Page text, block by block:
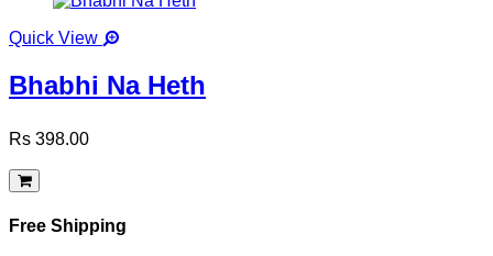
Quick View
Bhabhi Na Heth
Rs 398.00
Free Shipping